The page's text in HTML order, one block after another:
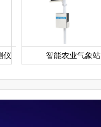
仪 智能农业气象站